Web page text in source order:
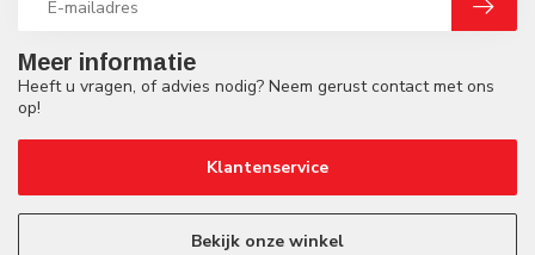
Meer informatie
Heeft u vragen, of advies nodig? Neem gerust contact met ons
op!
Klantenservice
Bekijk onze winkel